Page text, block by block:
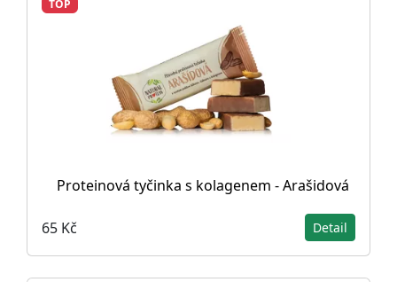
TOP
Proteinová tyčinka s kolagenem - Arašidová
65 Kč Detail